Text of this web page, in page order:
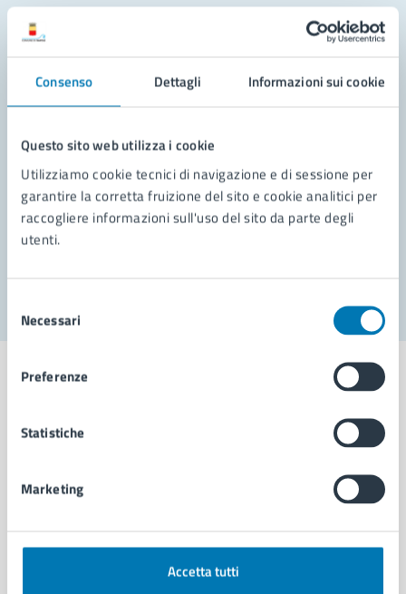
Consenso Dettagli Informazioni sui cookie
Questo sito web utilizza i cookie
Utilizziamo cookie tecnici di navigazione e di sessione per
garantire la corretta fruizione del sito e cookie analitici per
raccogliere informazioni sull'uso del sito da parte degli
utenti.
delNecessari
Preferenze
Statistiche
Marketing
Accetta tutti
Leggi le domande frequenti
Richiedi assistenza
Prenota appuntamento
Problemi in città
Comune di Napoli
AMMINISTRAZIONE
Organi di governo